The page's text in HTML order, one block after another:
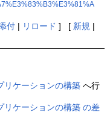
付| リロード ] [ 新規 |
リケーションの構築 へ行
リケーションの構築 の差